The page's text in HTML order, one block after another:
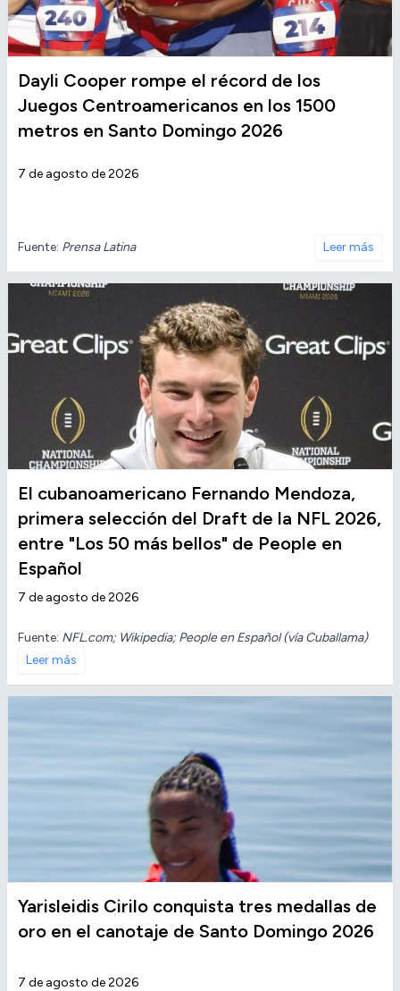
Dayli Cooper rompe el récord de los
Juegos Centroamericanos en los 1500
metros en Santo Domingo 2026
7 de agosto de 2026
Fuente: Prensa Latina Leer más
El cubanoamericano Fernando Mendoza,
primera selección del Draft de la NFL 2026,
entre "Los 50 más bellos" de People en
Español
7 de agosto de 2026
Fuente: NFL.com; Wikipedia; People en Español (vía Cuballama)
Leer más
Yarisleidis Cirilo conquista tres medallas de
oro en el canotaje de Santo Domingo 2026
7 de agosto de 2026